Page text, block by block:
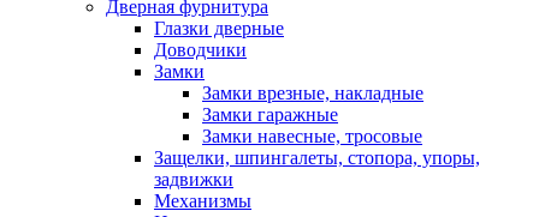
Дверная фурнитура
Глазки дверные
Доводчики
Замки
Замки врезные, накладные
Замки гаражные
Замки навесные, тросовые
Защелки, шпингалеты, стопора, упоры,
задвижки
Механизмы